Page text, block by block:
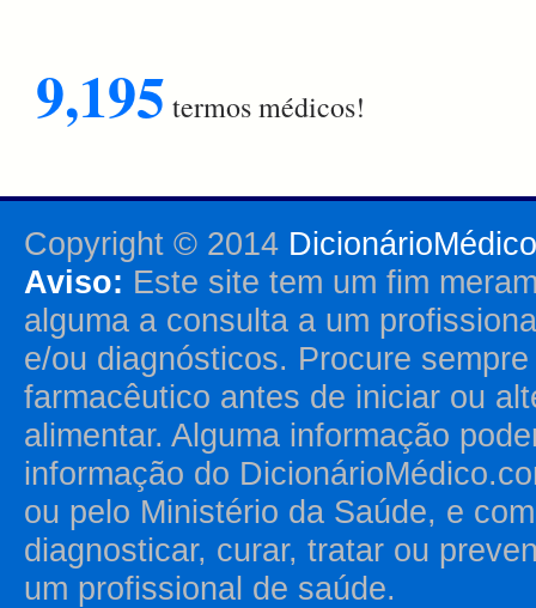
9,195 termos médicos!
Copyright © 2014
Aviso: Este site tem um fim
alguma a consulta a um
e/ou diagnósticos. Procure
farmacêutico antes de iniciar ou
alimentar. Alguma informação
informação do
ou pelo Ministério da Saúde, e
diagnosticar, curar, tratar ou
um profissional de saúde.